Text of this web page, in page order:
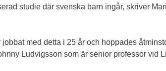
studie där svenska barn ingår, skriver
med detta i 25 år och hoppades
Ludvigsson som är senior professor vid